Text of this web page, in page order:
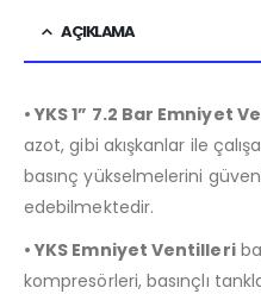
AÇIKLAMA
• YKS 1” 7.2 Bar Emniyet
azot, gibi akışkanlar ile
basınç yükselmelerini
edebilmektedir.
• YKS Emniyet Ventilleri
kompresörleri, basınçlı